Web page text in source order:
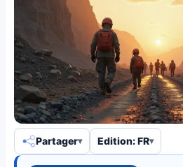
Partager Edition: FR